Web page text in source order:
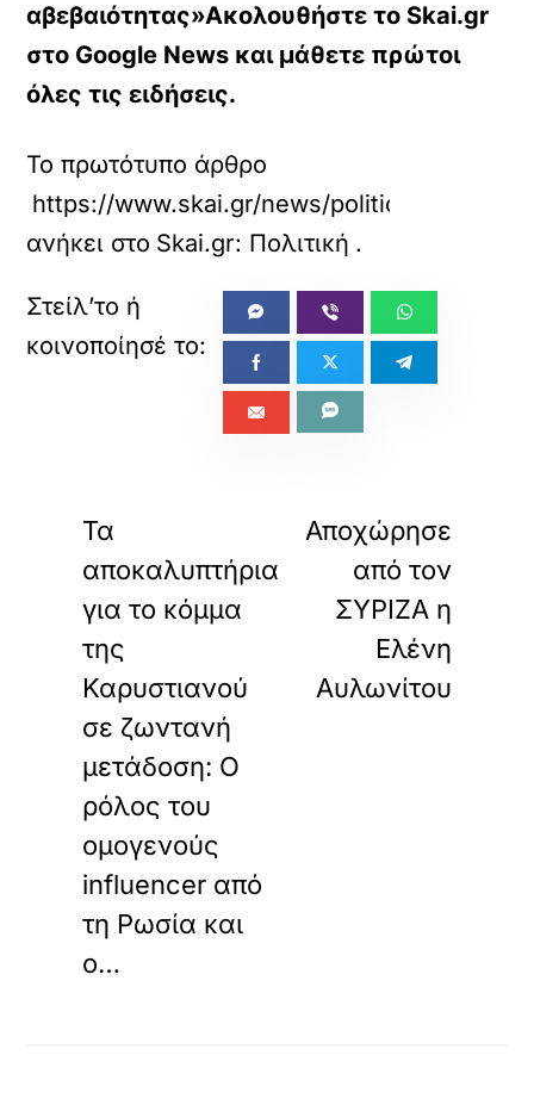
αβεβαιότητας»Ακολουθήστε το Skai.gr
στο Google News και μάθετε πρώτοι
όλες τις ειδήσεις.
Το πρωτότυπο άρθρο
https://www.skai.gr/news/politics/
ανήκει στο Skai.gr: Πολιτική .
Τα
αποκαλυπτήρια
για το κόµµα
της
Καρυστιανού
σε ζωντανή
µετάδοση: Ο
ρόλος του
οµογενούς
influencer από
τη Ρωσία και
ο…
Αποχώρησε
από τον
ΣΥΡΙΖΑ η
Ελένη
Αυλωνίτου